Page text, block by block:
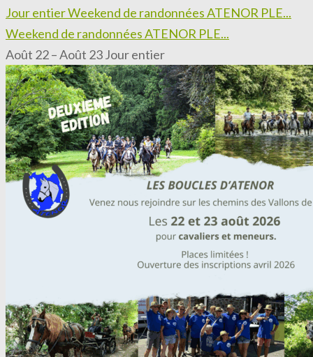
Jour entierWeekend de randonnées ATENOR PLE...
Weekend de randonnées ATENOR PLE...
Août 22 – Août 23Jour entier